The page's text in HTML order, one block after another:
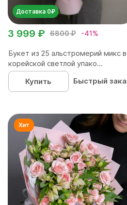
Доставка 0₽
6800 ₽ -41%
3 999 ₽
Букет из 25 альстромерий микс в
корейской светлой упако...
Купить
Быстрый